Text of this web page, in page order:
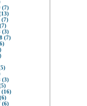
(7)
(7)
(3)
(7)
(3)
(16)
(6)